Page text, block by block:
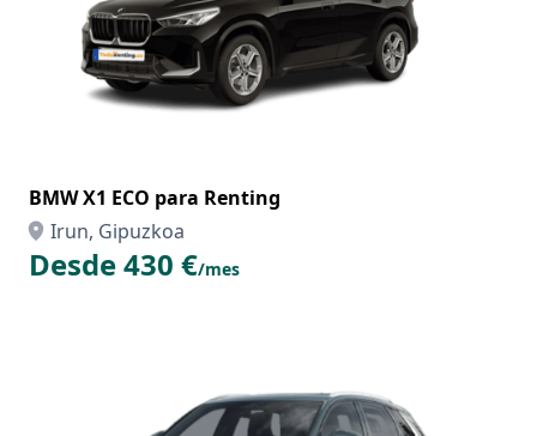
BMW X1 ECO para Renting
Irun, Gipuzkoa
Desde 430 €/mes